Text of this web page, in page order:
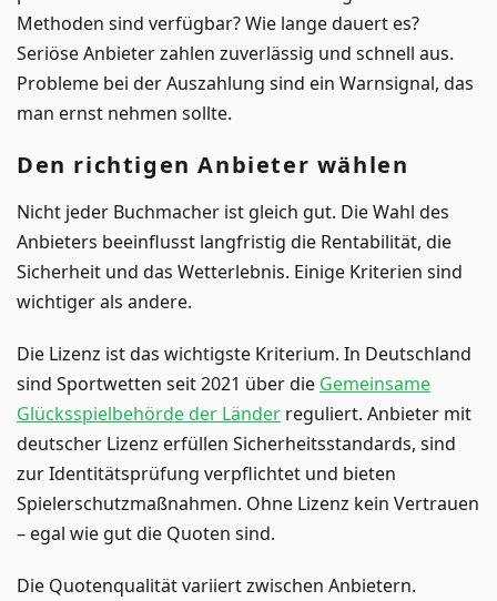
Methoden sind verfügbar? Wie lange dauert es?
Seriöse Anbieter zahlen zuverlässig und schnell aus.
Probleme bei der Auszahlung sind ein Warnsignal, das
man ernst nehmen sollte.
Den richtigen Anbieter wählen
Nicht jeder Buchmacher ist gleich gut. Die Wahl des
Anbieters beeinflusst langfristig die Rentabilität, die
Sicherheit und das Wetterlebnis. Einige Kriterien sind
wichtiger als andere.
Die Lizenz ist das wichtigste Kriterium. In Deutschland
sind Sportwetten seit 2021 über die Gemeinsame
Glücksspielbehörde der Länder reguliert. Anbieter mit
deutscher Lizenz erfüllen Sicherheitsstandards, sind
zur Identitätsprüfung verpflichtet und bieten
Spielerschutzmaßnahmen. Ohne Lizenz kein Vertrauen
– egal wie gut die Quoten sind.
Die Quotenqualität variiert zwischen Anbietern.